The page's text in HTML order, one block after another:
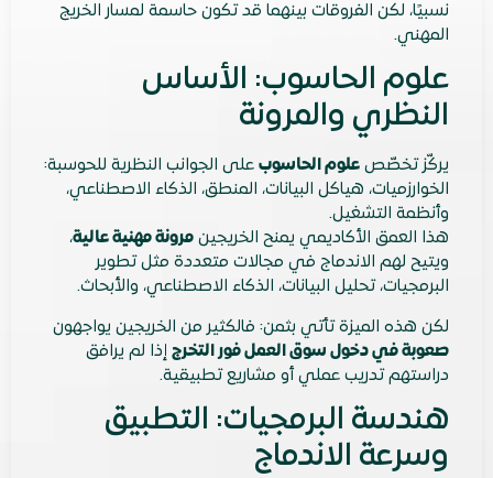
نسبيًا، لكن الفروقات بينهما قد تكون حاسمة لمسار الخريج
المهني.
علوم الحاسوب: الأساس
النظري والمرونة
يركّز تخصّص علوم الحاسوب على الجوانب النظرية للحوسبة:
الخوارزميات، هياكل البيانات، المنطق، الذكاء الاصطناعي،
وأنظمة التشغيل.
هذا العمق الأكاديمي يمنح الخريجين مرونة مهنية عالية،
ويتيح لهم الاندماج في مجالات متعددة مثل تطوير
البرمجيات، تحليل البيانات، الذكاء الاصطناعي، والأبحاث.
لكن هذه الميزة تأتي بثمن: فالكثير من الخريجين يواجهون
صعوبة في دخول سوق العمل فور التخرج إذا لم يرافق
دراستهم تدريب عملي أو مشاريع تطبيقية.
هندسة البرمجيات: التطبيق
وسرعة الاندماج